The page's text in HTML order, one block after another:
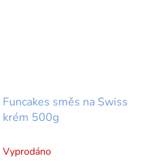
Funcakes směs na Swiss
krém 500g
Vyprodáno